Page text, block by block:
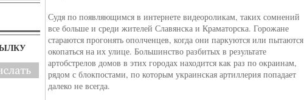
Судя по появляющимся в интернете видеороликам, таких сомнений
все больше и среди жителей Славянска и Краматорска. Горожане
стараются прогонять ополченцев, когда они паркуются или пытаются
окопаться на их улице. Большинство разбитых в результате
артобстрелов домов в этих городах находится как раз по окраинам,
рядом с блокпостами, по которым украинская артиллерия попадает
далеко не всегда.